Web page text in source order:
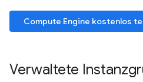
Compute Engine kostenlos
Verwaltete